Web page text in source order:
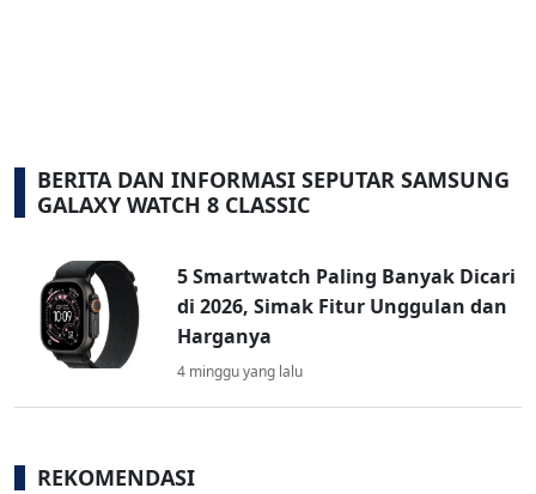
BERITA DAN INFORMASI SEPUTAR SAMSUNG
GALAXY WATCH 8 CLASSIC
5 Smartwatch Paling Banyak Dicari
di 2026, Simak Fitur Unggulan dan
Harganya
4 minggu yang lalu
REKOMENDASI